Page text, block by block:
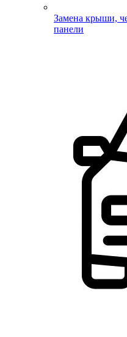
Замена крыши,
панели